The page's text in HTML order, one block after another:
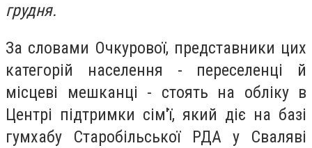
грудня.
За словами Очкурової, представники цих
категорій населення - переселенці й
місцеві мешканці - стоять на обліку в
Центрі підтримки сім'ї, який діє на базі
гумхабу Старобільської РДА у Сваляві